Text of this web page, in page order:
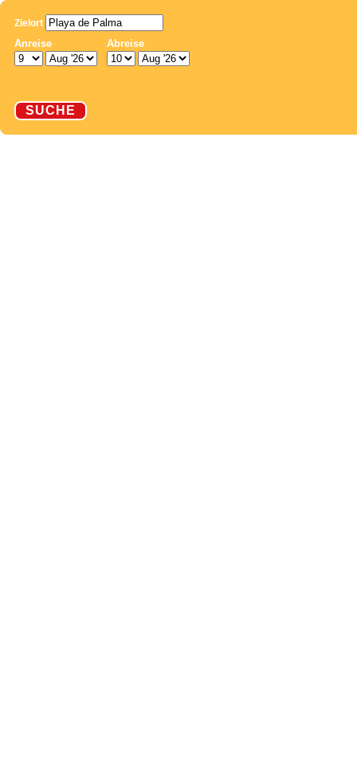
Zielort
Anreise Abreise
SUCHE